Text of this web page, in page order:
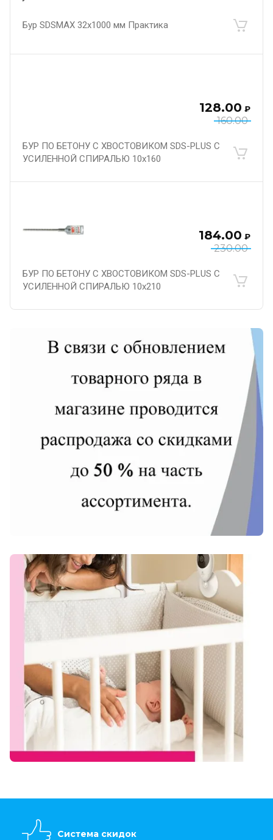
Бур SDSMAX 32х1000 мм Практика
160.00
128.00 ₽
БУР ПО БЕТОНУ С ХВОСТОВИКОМ SDS-PLUS С
УСИЛЕННОЙ СПИРАЛЬЮ 10х160
230.00
184.00 ₽
БУР ПО БЕТОНУ С ХВОСТОВИКОМ SDS-PLUS С
УСИЛЕННОЙ СПИРАЛЬЮ 10х210
Система скидок